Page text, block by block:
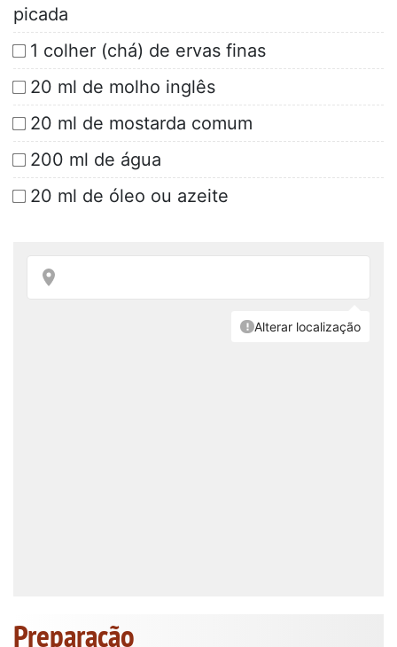
picada
1 colher (chá) de ervas finas
20 ml de molho inglês
20 ml de mostarda comum
200 ml de água
20 ml de óleo ou azeite
Preparação